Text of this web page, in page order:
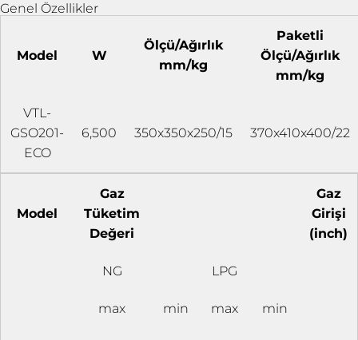
Genel Özellikler
Model W
Ölçü/Ağırlık
mm/kg
Paketli
Ölçü/Ağırlık
mm/kg
VTL-
GSO201-
ECO
6,500 350x350x250/15 370x410x400/22
Model
Gaz
Tüketim
Değeri
Gaz
Girişi
(inch)
NG LPG
max min max min